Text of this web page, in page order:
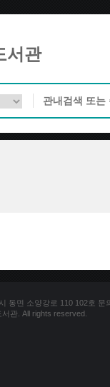
서관
동면 소양강로 110 102호
관. All rights reserved.